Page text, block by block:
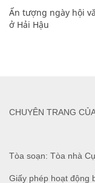
Ấn tượng ngày hội
ở Hải Hậu
Tòa soạn: Tòa nhà
Giấy phép hoạt động
CHUYÊN TRANG